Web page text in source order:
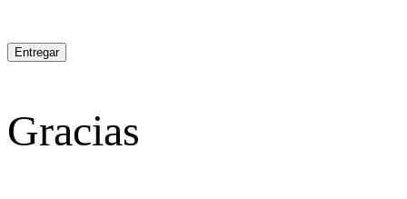
Entregar
Gracias